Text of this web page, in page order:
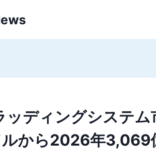
ッディングシステ
から2026年3,069